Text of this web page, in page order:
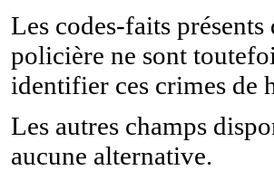
Les codes-faits
policière ne sont
identifier ces crimes de
Les autres champs
aucune alternative.